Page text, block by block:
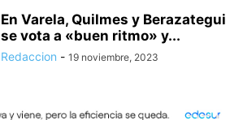
En Varela, Quilmes y Berazategui
se vota a «buen ritmo» y...
Redaccion - 19 noviembre, 2023